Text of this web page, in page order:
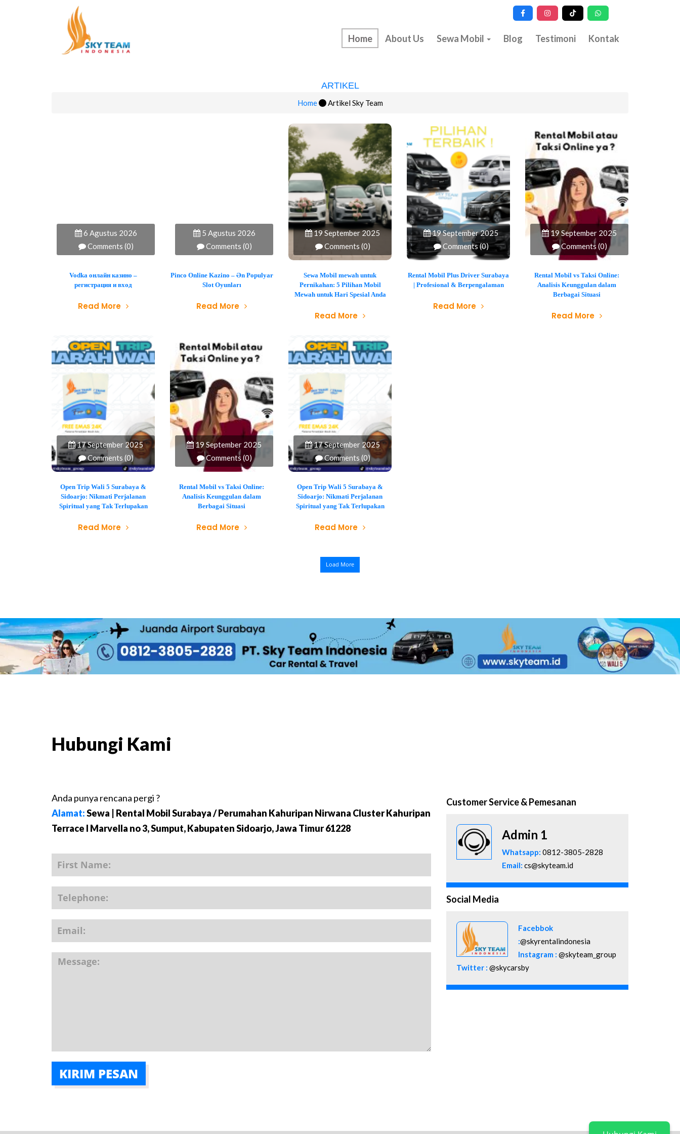
Home About Us Sewa Mobil Blog Testimoni Kontak
ARTIKEL
Home Artikel Sky Team
6 Agustus 2026
Comments (0)
Vodka онлайн казино –
регистрация и вход
Read More
5 Agustus 2026
Comments (0)
Pinco Online Kazino – Ən Populyar
Slot Oyunları
Read More
19 September 2025
Comments (0)
Sewa Mobil mewah untuk
Pernikahan: 5 Pilihan Mobil
Mewah untuk Hari Spesial Anda
Read More
19 September 2025
Comments (0)
Rental Mobil Plus Driver Surabaya
| Profesional & Berpengalaman
Read More
19 September 2025
Comments (0)
Rental Mobil vs Taksi Online:
Analisis Keunggulan dalam
Berbagai Situasi
Read More
17 September 2025
Comments (0)
Open Trip Wali 5 Surabaya &
Sidoarjo: Nikmati Perjalanan
Spiritual yang Tak Terlupakan
Read More
19 September 2025
Comments (0)
Rental Mobil vs Taksi Online:
Analisis Keunggulan dalam
Berbagai Situasi
Read More
17 September 2025
Comments (0)
Open Trip Wali 5 Surabaya &
Sidoarjo: Nikmati Perjalanan
Spiritual yang Tak Terlupakan
Read More
Load More
Hubungi Kami
Customer Service & Pemesanan
Admin 1
Whatsapp: 0812-3805-2828
Email: cs@skyteam.id
Social Media
Facebbok
:@skyrentalindonesia
Instagram : @skyteam_group
Twitter : @skycarsby
Anda punya rencana pergi ?
Alamat:Sewa | Rental Mobil Surabaya / Perumahan Kahuripan Nirwana Cluster Kahuripan
Terrace I Marvella no 3, Sumput, Kabupaten Sidoarjo, Jawa Timur 61228